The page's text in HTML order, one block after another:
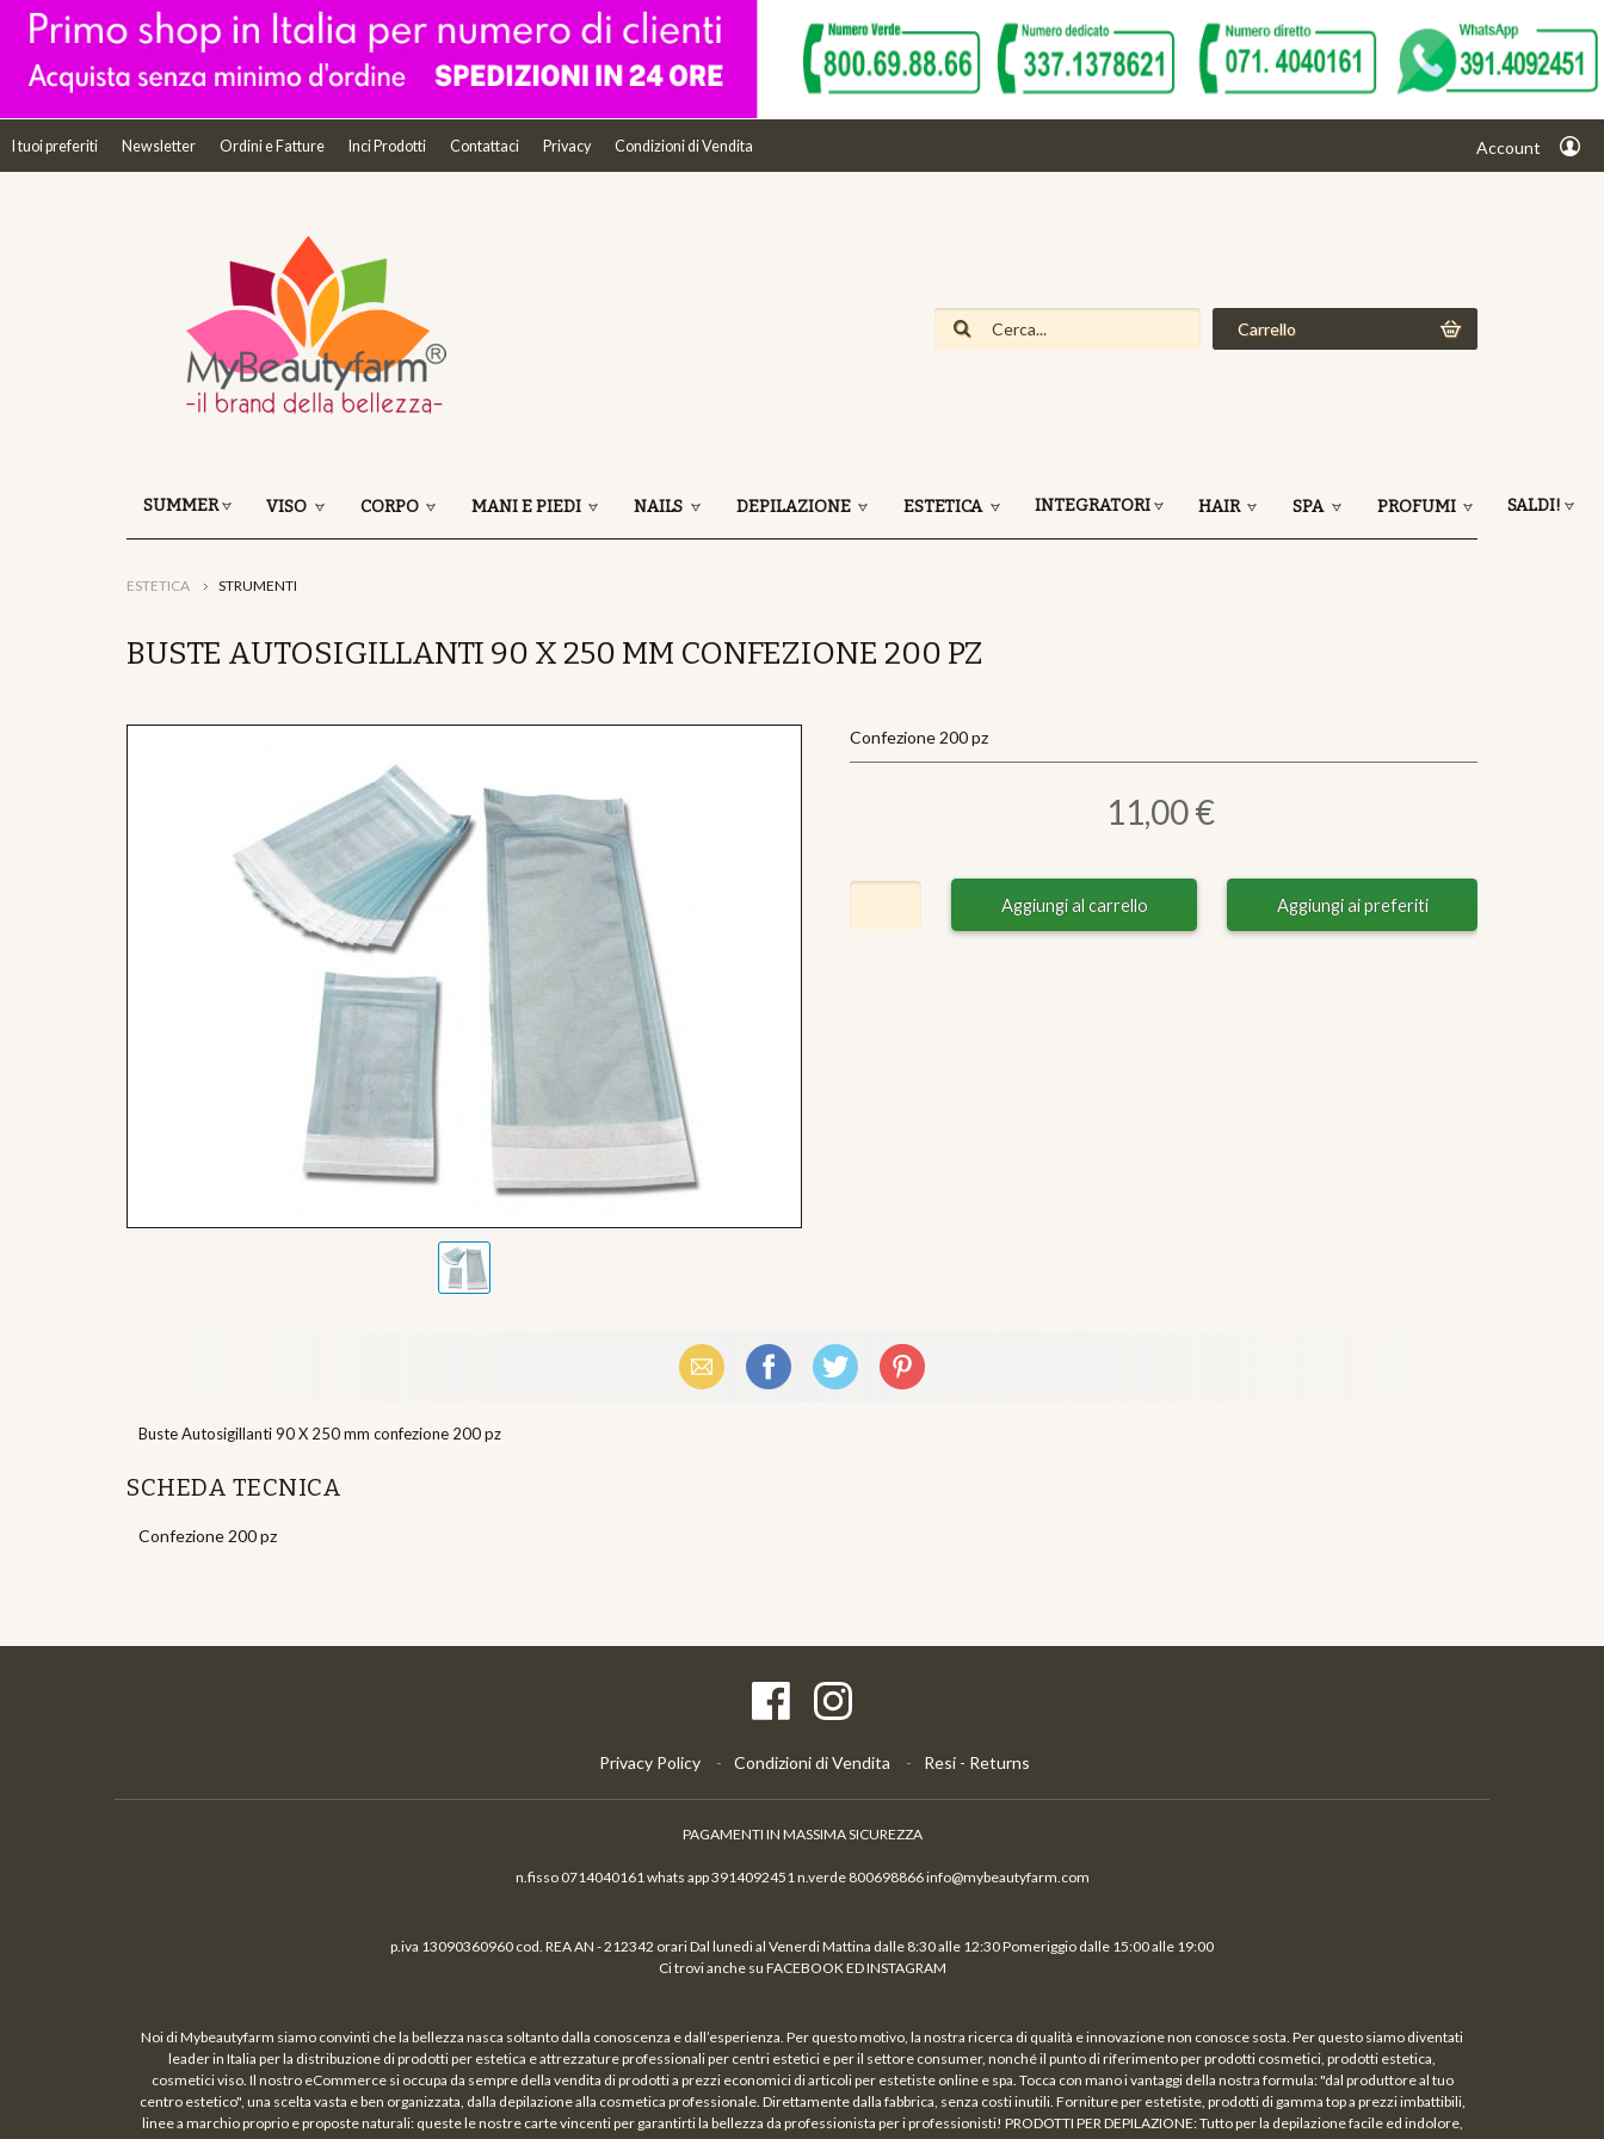
Carrello
Account
I tuoi preferiti Newsletter Ordini e Fatture Inci Prodotti Contattaci Privacy Condizioni di Vendita
SUMMER VISO CORPO MANI E PIEDI NAILS DEPILAZIONE ESTETICA INTEGRATORI HAIR SPA PROFUMI SALDI!
ESTETICA STRUMENTI
BUSTE AUTOSIGILLANTI 90 X 250 MM CONFEZIONE 200 PZ
Confezione 200 pz
11,00 €
Email FacebookX (Twitter)Pinterest
Buste Autosigillanti 90 X 250 mm confezione 200 pz
SCHEDA TECNICA
Confezione 200 pz
Privacy Policy Condizioni di Vendita Resi - Returns
PAGAMENTI IN MASSIMA SICUREZZA
n.fisso 0714040161 whats app 3914092451 n.verde 800698866 info@mybeautyfarm.com
p.iva 13090360960 cod. REA AN - 212342 orari Dal lunedi al Venerdi Mattina dalle 8:30 alle 12:30 Pomeriggio dalle 15:00 alle 19:00
Ci trovi anche su FACEBOOK ED INSTAGRAM
Noi di Mybeautyfarm siamo convinti che la bellezza nasca soltanto dalla conoscenza e dall’esperienza. Per questo motivo, la nostra ricerca di qualità e innovazione non conosce sosta. Per questo siamo diventati
leader in Italia per la distribuzione di prodotti per estetica e attrezzature professionali per centri estetici e per il settore consumer, nonché il punto di riferimento per prodotti cosmetici, prodotti estetica,
cosmetici viso. Il nostro eCommerce si occupa da sempre della vendita di prodotti a prezzi economici di articoli per estetiste online e spa. Tocca con mano i vantaggi della nostra formula: "dal produttore al tuo
centro estetico", una scelta vasta e ben organizzata, dalla depilazione alla cosmetica professionale. Direttamente dalla fabbrica, senza costi inutili. Forniture per estetiste, prodotti di gamma top a prezzi imbattibili,
linee a marchio proprio e proposte naturali: queste le nostre carte vincenti per garantirti la bellezza da professionista per i professionisti! PRODOTTI PER DEPILAZIONE: Tutto per la depilazione facile ed indolore,